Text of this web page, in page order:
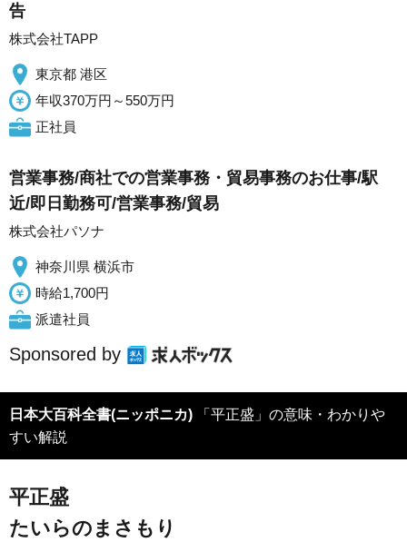
告
株式会社TAPP
東京都 港区
年収370万円～550万円
正社員
営業事務/商社での営業事務・貿易事務のお仕事/駅
近/即日勤務可/営業事務/貿易
株式会社パソナ
神奈川県 横浜市
時給1,700円
派遣社員
Sponsored by
日本大百科全書(ニッポニカ)
すい解説
平正盛
たいらのまさもり